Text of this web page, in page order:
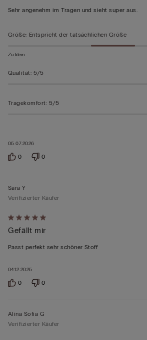
von
bewertet
05.07.2026
Sehr angenehm im Tragen und sieht super aus.
Größe: Entspricht der tatsächlichen Größe
Zu klein
Qualität: 5/5
Tragekomfort: 5/5
0 0
Mit
5
von
bewertet
04.12.2025
Sara Y
Verifizierter Käufer
Gefällt mir
Passt perfekt sehr schöner Stoff
0 0
Alina Sofia G
Verifizierter Käufer